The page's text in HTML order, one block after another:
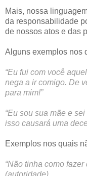
Mais, nossa
da responsabilidade
de nossos atos e das
Alguns exemplos nos
“Eu fui com você
nega a ir comigo. De
para mim!”
“Eu sou sua mãe e
isso causará uma
Exemplos nos quais
“Não tinha como
(autoridade)